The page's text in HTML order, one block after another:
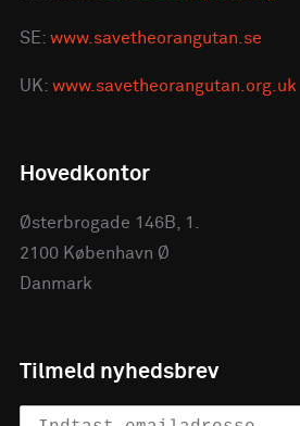
SE: www.savetheorangutan.se
UK: www.savetheorangutan.org.uk
Hovedkontor
Østerbrogade 146B, 1.
2100 København Ø
Danmark
Tilmeld nyhedsbrev